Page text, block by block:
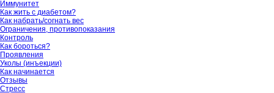
Иммунитет
Как жить с диабетом?
Как набрать/согнать вес
Ограничения, противопоказания
Контроль
Как бороться?
Проявления
Уколы (инъекции)
Как начинается
Отзывы
Стресс